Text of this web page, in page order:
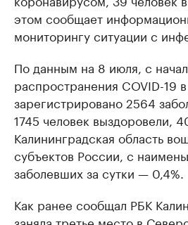
этом сообщает
мониторингу ситуации с
По данным на 8 июля, с
распространения COVID-19
зарегистрировано 2564
1745 человек выздоровели,
Калининградская область
субъектов России, с
заболевших за сутки — 0,4%.
Как ранее сообщал РБК